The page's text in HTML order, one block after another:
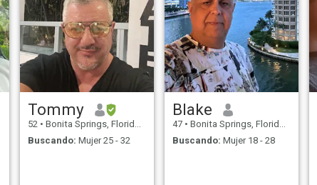
Tommy
52 • Bonita Springs, Florida, Estados Unidos
Buscando: Mujer 25 - 32
Blake
47 • Bonita Springs, Florida, Estados Unidos
Buscando: Mujer 18 - 28